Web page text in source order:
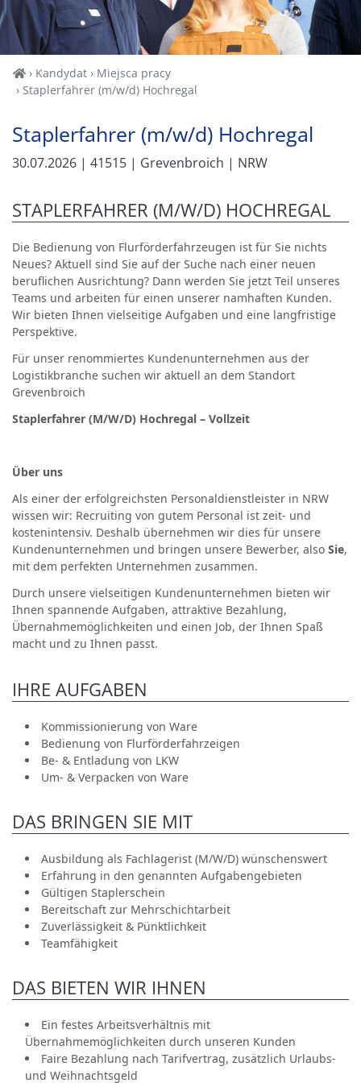
Home
Kandydat
Miejsca pracy
Staplerfahrer (m/w/d) Hochregal
Staplerfahrer (m/w/d) Hochregal
30.07.2026 | 41515 | Grevenbroich | NRW
STAPLERFAHRER (M/W/D) HOCHREGAL
Die Bedienung von Flurförderfahrzeugen ist für Sie nichts
Neues? Aktuell sind Sie auf der Suche nach einer neuen
beruflichen Ausrichtung? Dann werden Sie jetzt Teil unseres
Teams und arbeiten für einen unserer namhaften Kunden.
Wir bieten Ihnen vielseitige Aufgaben und eine langfristige
Perspektive.
Für unser renommiertes Kundenunternehmen aus der
Logistikbranche suchen wir aktuell an dem Standort
Grevenbroich
Staplerfahrer (M/W/D) Hochregal – Vollzeit
Über uns
Als einer der erfolgreichsten Personaldienstleister in NRW
wissen wir: Recruiting von gutem Personal ist zeit- und
kostenintensiv. Deshalb übernehmen wir dies für unsere
Kundenunternehmen und bringen unsere Bewerber, also Sie,
mit dem perfekten Unternehmen zusammen.
Durch unsere vielseitigen Kundenunternehmen bieten wir
Ihnen spannende Aufgaben, attraktive Bezahlung,
Übernahmemöglichkeiten und einen Job, der Ihnen Spaß
macht und zu Ihnen passt.
IHRE AUFGABEN
Kommissionierung von Ware
Bedienung von Flurförderfahrzeigen
Be- & Entladung von LKW
Um- & Verpacken von Ware
DAS BRINGEN SIE MIT
Ausbildung als Fachlagerist (M/W/D) wünschenswert
Erfahrung in den genannten Aufgabengebieten
Gültigen Staplerschein
Bereitschaft zur Mehrschichtarbeit
Zuverlässigkeit & Pünktlichkeit
Teamfähigkeit
DAS BIETEN WIR IHNEN
Ein festes Arbeitsverhältnis mit
Übernahmemöglichkeiten durch unseren Kunden
Faire Bezahlung nach Tarifvertrag, zusätzlich Urlaubs-
und Weihnachtsgeld